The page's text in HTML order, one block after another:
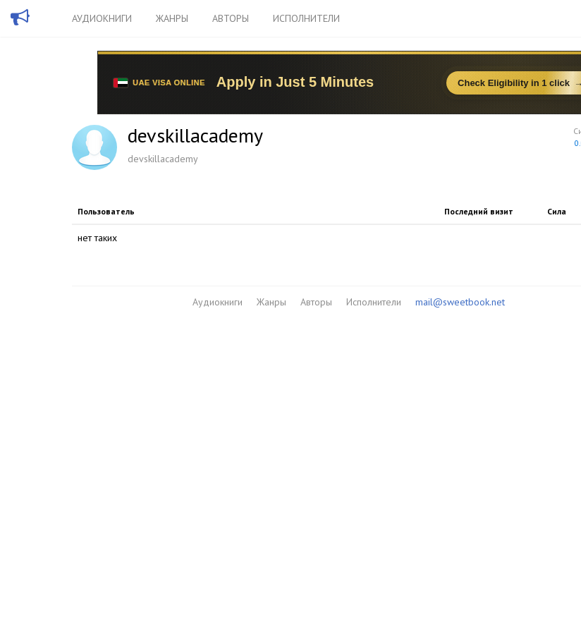
АУДИОКНИГИ ЖАНРЫ АВТОРЫ ИСПОЛНИТЕЛИ
devskillacademy
devskillacademy
Пользователь Последний визит Сила
нет таких
Аудиокниги Жанры Авторы Исполнители mail@sweetbook.net